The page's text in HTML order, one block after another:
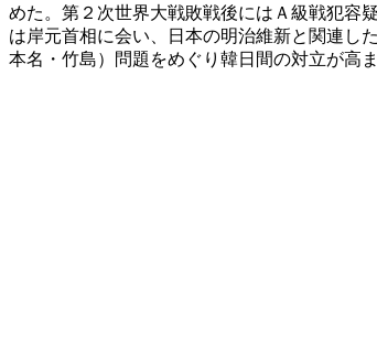
めた。第２次世界大戦敗戦後にはＡ級戦犯容
は岸元首相に会い、日本の明治維新と関連し
本名・竹島）問題をめぐり韓日間の対立が高